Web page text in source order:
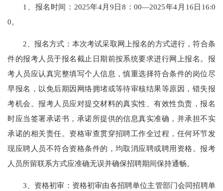
1、报名时间：2025年4月9日8：00—2025年4月16日16:0
0。
2、报名方式：本次考试采取网上报名的方式进行，符合条
件的报考人员于报名截止日期前按系统要求进行网上报名。报
考人员应认真完整填写个人信息，慎重选择符合条件的岗位尽
早报名，以免后期因网络拥堵或等待审核结果等原因，错失报
考机会。报考人员应对提交材料的真实性、有效性负责，报名
时应当签署承诺书，承诺所提供的信息真实准确，并承担不实
承诺的相关责任。资格审查贯穿招聘工作全过程，任何环节发
现应聘人员不符合资格条件的，均取消应聘或聘用资格。报考
人员所留联系方式应准确无误并确保招聘期间保持通畅。
3、资格初审：资格初审由各招聘单位主管部门会同招聘单